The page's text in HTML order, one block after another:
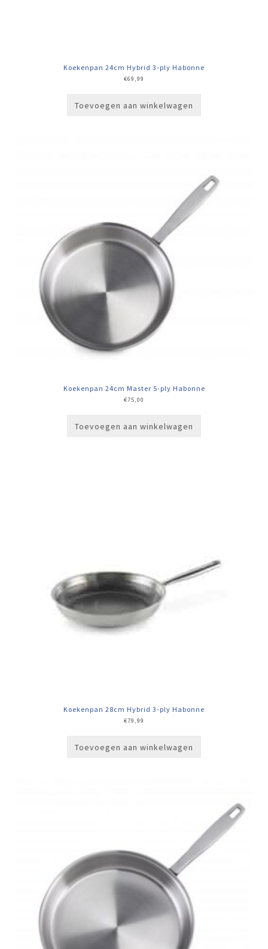
Koekenpan 24cm Hybrid 3-ply Habonne
€69,99
Toevoegen aan winkelwagen
Koekenpan 24cm Master 5-ply Habonne
€75,00
Toevoegen aan winkelwagen
Koekenpan 28cm Hybrid 3-ply Habonne
€79,99
Toevoegen aan winkelwagen